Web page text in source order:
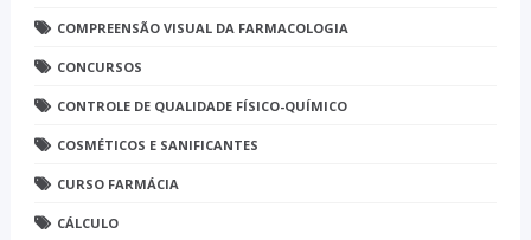
COMPREENSÃO VISUAL DA FARMACOLOGIA
CONCURSOS
CONTROLE DE QUALIDADE FÍSICO-QUÍMICO
COSMÉTICOS E SANIFICANTES
CURSO FARMÁCIA
CÁLCULO